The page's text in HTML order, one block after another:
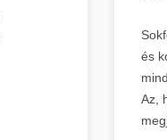
és
Az,